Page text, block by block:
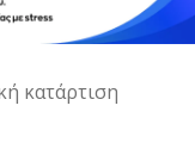
κατάρτιση